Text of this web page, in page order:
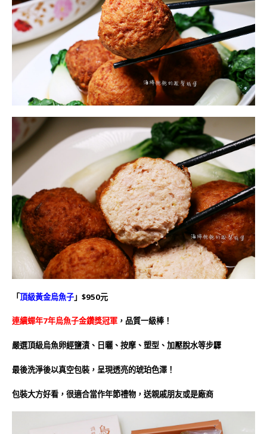
「頂級黃金烏魚子」$950元
連續蟬年7年烏魚子金鑽獎冠軍 ，品質一級棒！
嚴選頂級烏魚卵經鹽漬、日曬、按摩、塑型、加壓脫水等步驟
最後洗淨後以真空包裝，呈現透亮的琥珀色澤！
包裝大方好看，很適合當作年節禮物，送親戚朋友或是廠商